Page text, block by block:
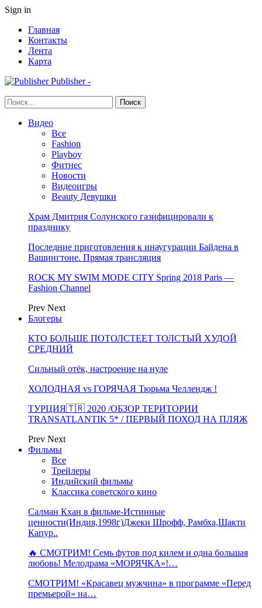
Sign in
Главная
Контакты
Лента
Карта
Publisher -
Видео
Все
Fashion
Playboy
Фитнес
Новости
Видеоигры
Beauty Девушки
Храм Дмитрия Солунского газифицировали к
празднику
Последние приготовления к инаугурации Байдена в
Вашингтоне. Прямая трансляция
ROCK MY SWIM MODE CITY Spring 2018 Paris —
Fashion Channel
Prev Next
Блогеры
КТО БОЛЬШЕ ПОТОЛСТЕЕТ ТОЛСТЫЙ ХУДОЙ
СРЕДНИЙ
Сильный отёк, настроение на нуле
ХОЛОДНАЯ vs ГОРЯЧАЯ Тюрьма Челлендж !
ТУРЦИЯ🇹🇷 2020 /ОБЗОР ТЕРИТОРИИ
TRANSATLANTIK 5* / ПЕРВЫЙ ПОХОД НА ПЛЯЖ
Prev Next
Фильмы
Все
Трейлеры
Индийский фильмы
Классика советского кино
Салман Кхан в фильме-Истинные
ценности(Индия,1998г)Джеки Шрофф, Рамбха,Шакти
Капур..
🔥 СМОТРИМ! Семь футов под килем и одна большая
любовь! Мелодрама «МОРЯЧКА»!…
СМОТРИМ! «Красавец мужчина» в программе «Перед
премьерой» на…